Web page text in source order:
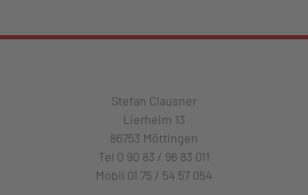
Stefan Clausner
Lierheim 13
86753 Möttingen
Tel 0 90 83 / 96 83 011
Mobil 01 75 / 54 57 054